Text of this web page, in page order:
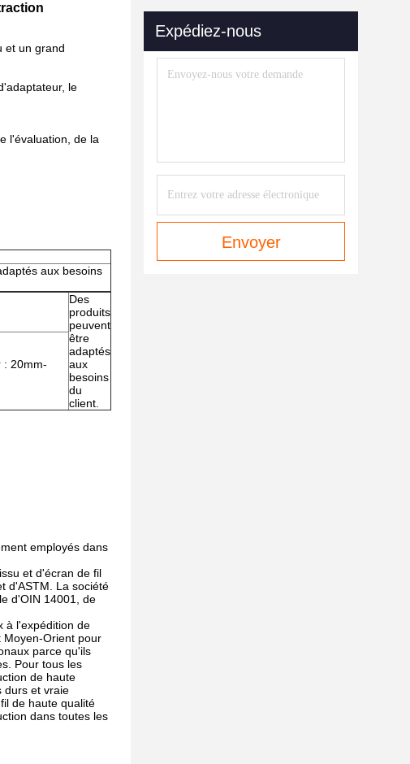
et un grand
le
l'évaluation, de la
aux besoins
Des
produits
peuvent
être
adaptés
aux
besoins
du
client.
: 20mm-
employés dans
et d'écran de fil
d'ASTM. La société
d'OIN 14001, de
à l'expédition de
Moyen-Orient pour
parce qu'ils
Pour tous les
de haute
durs et vraie
de haute qualité
dans toutes les
Expédiez-nous
Envoyer